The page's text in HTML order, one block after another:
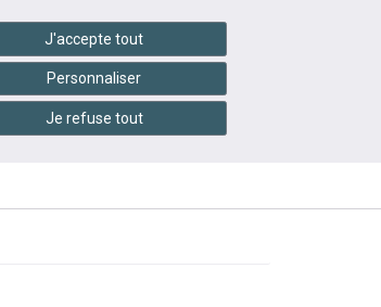
handshake Services en ligne
CONTACTEZ-
NOUS
ÉVÉNEMENTS
J'accepte tout
Personnaliser
Je refuse tout